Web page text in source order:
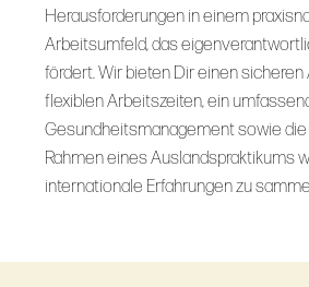
Herausforderungen in einem
Arbeitsumfeld, das
fördert. Wir bieten Dir einen
flexiblen Arbeitszeiten, ein
Gesundheitsmanagement sowie die
Rahmen eines Auslandspraktikums
internationale Erfahrungen zu